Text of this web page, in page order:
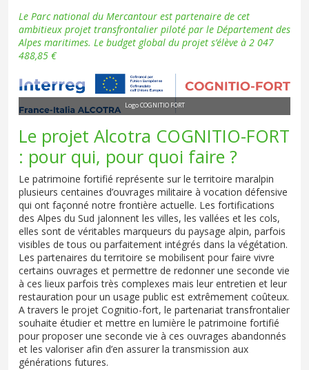
Le Parc national du Mercantour est partenaire de cet
ambitieux projet transfrontalier piloté par le Département des
Alpes maritimes. Le budget global du projet s’élève à 2 047
488,85 €
Logo COGNITIO FORT
Le projet Alcotra COGNITIO-FORT
: pour qui, pour quoi faire ?
Le patrimoine fortifié représente sur le territoire maralpin
plusieurs centaines d’ouvrages militaire à vocation défensive
qui ont façonné notre frontière actuelle. Les fortifications
des Alpes du Sud jalonnent les villes, les vallées et les cols,
elles sont de véritables marqueurs du paysage alpin, parfois
visibles de tous ou parfaitement intégrés dans la végétation.
Les partenaires du territoire se mobilisent pour faire vivre
certains ouvrages et permettre de redonner une seconde vie
à ces lieux parfois très complexes mais leur entretien et leur
restauration pour un usage public est extrêmement coûteux.
A travers le projet Cognitio-fort, le partenariat transfrontalier
souhaite étudier et mettre en lumière le patrimoine fortifié
pour proposer une seconde vie à ces ouvrages abandonnés
et les valoriser afin d’en assurer la transmission aux
générations futures.